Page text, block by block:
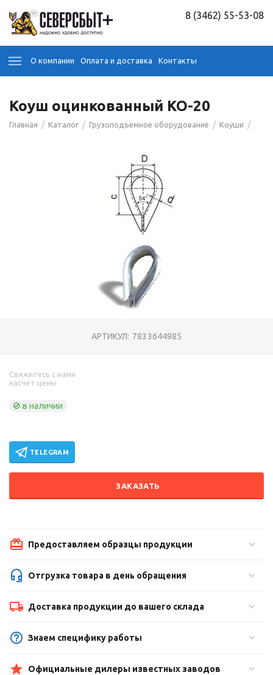
8 (3462) 55-53-08
О компании Оплата и доставка Контакты
Коуш оцинкованный КО-20
Главная / Каталог / Грузоподъемное оборудование / Коуши /
АРТИКУЛ: 7833644985
Свяжитесь с нами
насчёт цены
в наличии
TELEGRAM
ЗАКАЗАТЬ
Предоставляем образцы продукции
Отгрузка товара в день обращения
Доставка продукции до вашего склада
Знаем специфику работы
Официальные дилеры известных заводов